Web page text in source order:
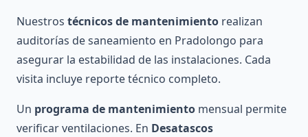
Nuestros técnicos de mantenimiento realizan
auditorías de saneamiento en Pradolongo para
asegurar la estabilidad de las instalaciones. Cada
visita incluye reporte técnico completo.
Un programa de mantenimiento mensual permite
verificar ventilaciones. En Desatascos